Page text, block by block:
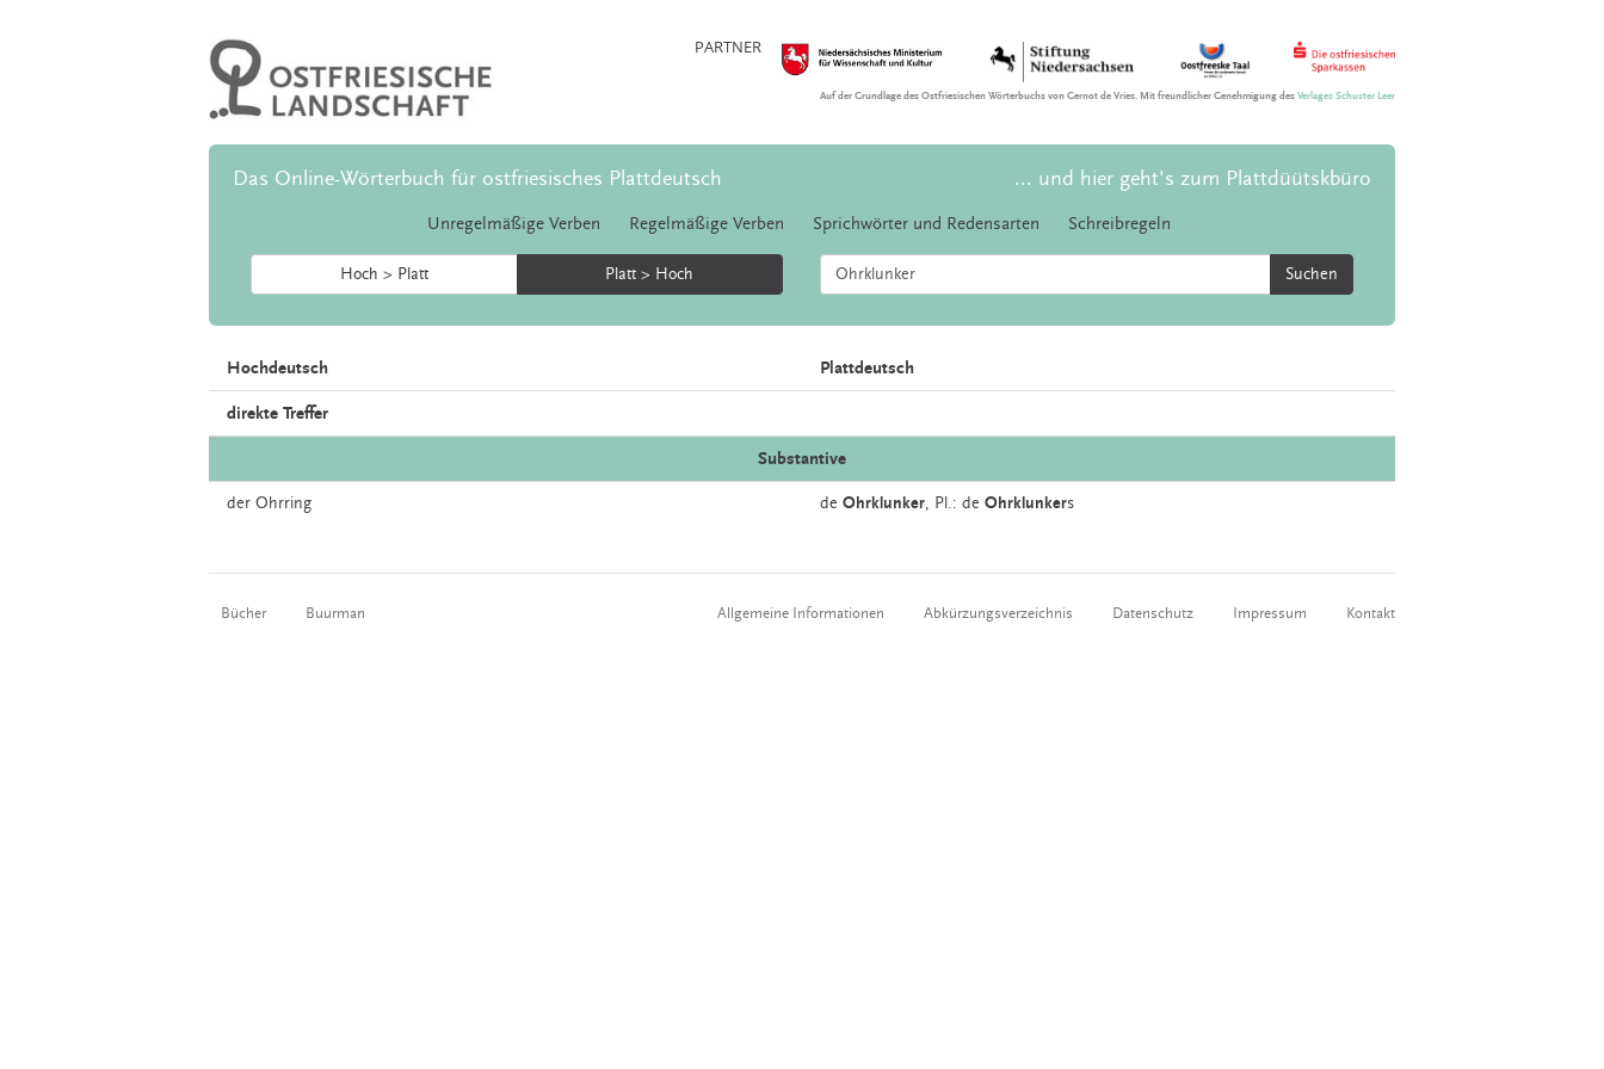
PARTNER
Auf der Grundlage des Ostfriesischen Wörterbuchs von Gernot de Vries. Mit freundlicher Genehmigung desVerlages Schuster Leer
Das Online-Wörterbuch für ostfriesisches Plattdeutsch ... und hier geht's zum Plattdüütskbüro
Unregelmäßige Verben Regelmäßige Verben Sprichwörter und Redensarten Schreibregeln
Hoch > Platt Platt > Hoch Suchen
Hochdeutsch Plattdeutsch
direkte Treffer
Substantive
der Ohrring de Ohrklunker, Pl.: de Ohrklunkers
Bücher Buurman Allgemeine Informationen Abkürzungsverzeichnis Datenschutz Impressum Kontakt